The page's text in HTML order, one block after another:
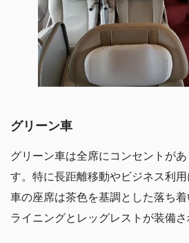
グリーン車
グリーン車は全席にコンセントが
す。特に長距離移動やビジネス利
車の座席は茶色を基調とした落ち
ライニングとレッグレストが装備さ